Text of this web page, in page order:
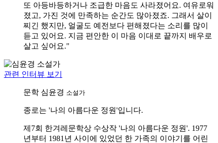
또 아등바등하거나 조급한 마음도 사라졌어요. 여유로워
졌고, 가진 것에 만족하는 순간도 많아졌죠. 그래서 살이
찌긴 했지만, 얼굴도 예전보다 편해졌다는 소리를 많이
듣고 있어요. 지금 편안한 이 마음 이대로 끝까지 배우로
살고 싶어요."
관련 인터뷰 보기
문학 심윤경 소설가
종로는 '나의 아름다운 정원'입니다.
제7회 한겨레문학상 수상작 '나의 아름다운 정원'. 1977
년부터 1981년 사이에 있었던 한 가족의 이야기를 어린